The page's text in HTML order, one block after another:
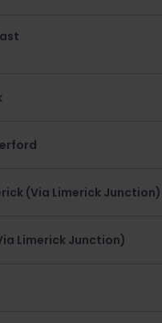
(Via Limerick Junction)
Limerick Junction)